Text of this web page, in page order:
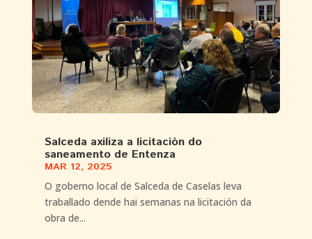
Salceda axiliza a licitación do
saneamento de Entenza
MAR 12, 2025
O goberno local de Salceda de Caselas leva
traballado dende hai semanas na licitación da
obra de...